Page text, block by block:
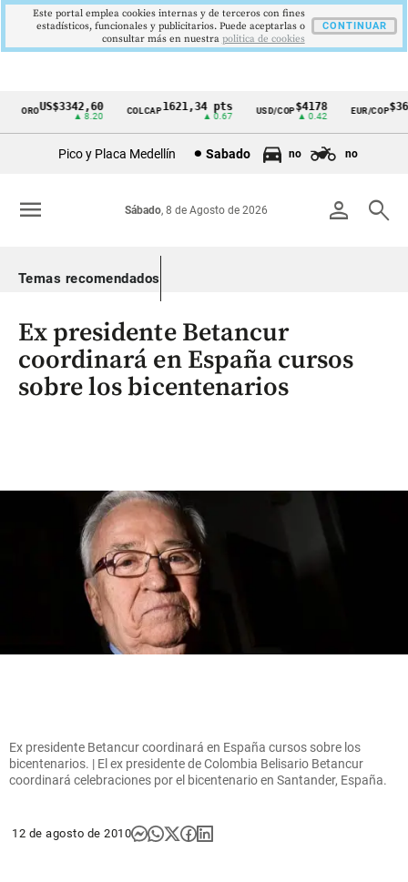
Cintillo
Colombia
OROUS$3342,60
▲ 8.20
COLCAP1621,34 pts
▲ 0.67
USD/COP$4178
▲ 0.42
EUR/COP
Pico y Placa Medellín Sabado no no
person search
Sábado, 8 de Agosto de 2026
menu
Temas recomendados
Ex presidente Betancur
coordinará en España cursos
sobre los bicentenarios
Ex presidente Betancur coordinará en España cursos sobre los
bicentenarios. | El ex presidente de Colombia Belisario Betancur
coordinará celebraciones por el bicentenario en Santander, España.
12 de agosto de 2010
Este portal emplea cookies internas y de terceros con fines
estadísticos, funcionales y publicitarios. Puede aceptarlas o
consultar más en nuestra politica de cookies
CONTINUAR